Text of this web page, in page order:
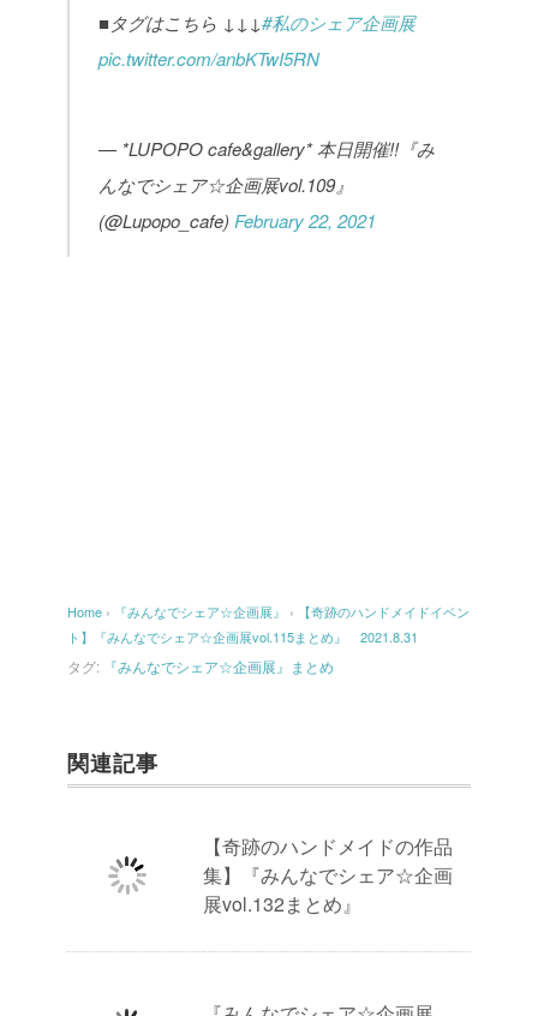
■タグはこちら ↓↓↓#私のシェア企画展
pic.twitter.com/anbKTwI5RN
— *LUPOPO cafe&gallery* 本日開催!!『み
んなでシェア☆企画展vol.109』
(@Lupopo_cafe) February 22, 2021
Home › 『みんなでシェア☆企画展』 ›
【奇跡のハンドメイドイベン
ト】『みんなでシェア☆企画展vol.115まとめ』 2021.8.31
タグ: 『みんなでシェア☆企画展』まとめ
関連記事
【奇跡のハンドメイドの作品
集】『みんなでシェア☆企画
展vol.132まとめ』